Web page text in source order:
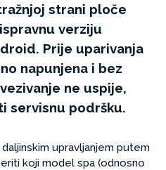
strani ploče
verziju
Prije uparivanja
napunjena i bez
ne uspije,
servisnu podršku.
upravljanjem putem
koji model spa (odnosno